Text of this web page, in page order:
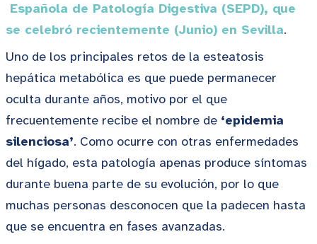
Española de Patología Digestiva (SEPD), que
se celebró recientemente (Junio) en Sevilla.
Uno de los principales retos de la esteatosis
hepática metabólica es que puede permanecer
oculta durante años, motivo por el que
frecuentemente recibe el nombre de ‘epidemia
silenciosa’. Como ocurre con otras enfermedades
del hígado, esta patología apenas produce síntomas
durante buena parte de su evolución, por lo que
muchas personas desconocen que la padecen hasta
que se encuentra en fases avanzadas.